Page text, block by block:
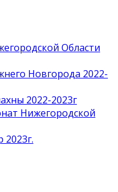
Области
Новгорода 2022-
2022-2023г
Нижегородской